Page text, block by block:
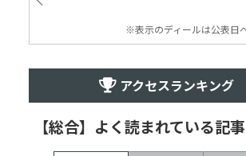
※表示のディールは公表日ベ
アクセスランキング
【総合】よく読まれている記